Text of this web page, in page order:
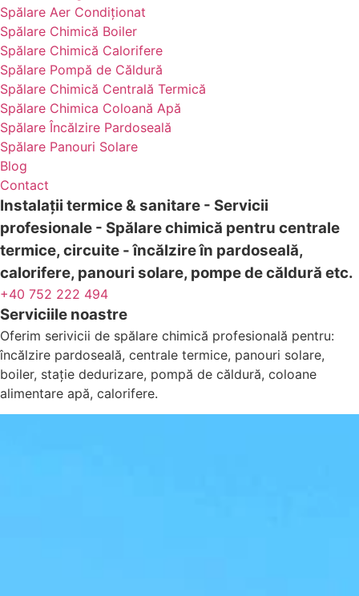
Spălare Aer Condiționat
Spălare Chimică Boiler
Spălare Chimică Calorifere
Spălare Pompă de Căldură
Spălare Chimică Centrală Termică
Spălare Chimica Coloană Apă
Spălare Încălzire Pardoseală
Spălare Panouri Solare
Blog
Contact
Instalații termice & sanitare - Servicii
profesionale - Spălare chimică pentru centrale
termice, circuite - încălzire în pardoseală,
calorifere, panouri solare, pompe de căldură etc.
+40 752 222 494
Serviciile noastre
Oferim serivicii de spălare chimică profesională pentru:
încălzire pardoseală, centrale termice, panouri solare,
boiler, stație dedurizare, pompă de căldură, coloane
alimentare apă, calorifere.